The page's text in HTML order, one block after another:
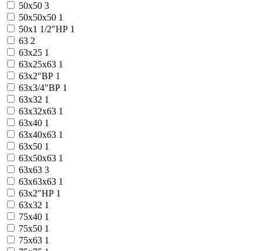
50x50 3
50x50x50 1
50х1 1/2″НР 1
63 2
63x25 1
63x25x63 1
63x2″ВР 1
63x3/4″ВР 1
63x32 1
63x32x63 1
63x40 1
63x40x63 1
63x50 1
63x50x63 1
63x63 3
63x63x63 1
63х2″НР 1
63х32 1
75x40 1
75x50 1
75x63 1